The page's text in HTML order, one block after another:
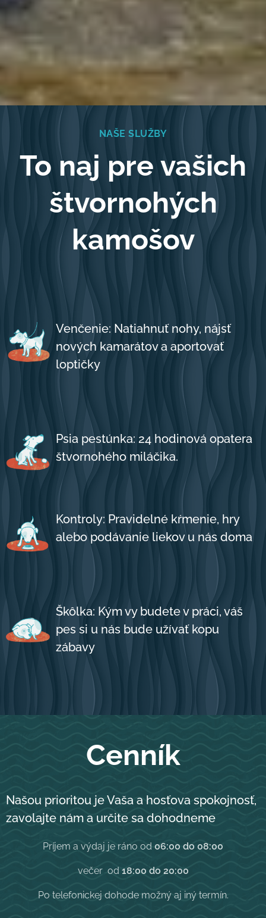
NAŠE SLUŽBY
To naj pre vašich
štvornohých
kamošov
Venčenie: Natiahnuť nohy, nájsť
nových kamarátov a aportovať
loptičky
Psia pestúnka: 24 hodinová opatera
štvornohého miláčika.
Kontroly: Pravidelné kŕmenie, hry
alebo podávanie liekov u nás doma
Škôlka: Kým vy budete v práci, váš
pes si u nás bude užívať kopu
zábavy
Cenník
Našou prioritou je Vaša a hosťova spokojnosť,
zavolajte nám a určite sa dohodneme
Príjem a výdaj je ráno od 06:00 do 08:00
večer od 18:00 do 20:00
Po telefonickej dohode možný aj iný termín.